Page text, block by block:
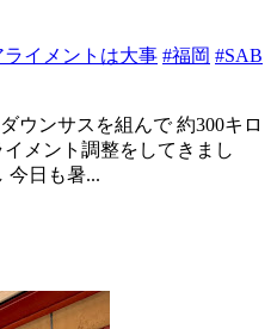
ライメントは大事 #福岡 #SAB
ウンサスを組んで 約300キロ
メント調整をしてきまし
今日も暑...